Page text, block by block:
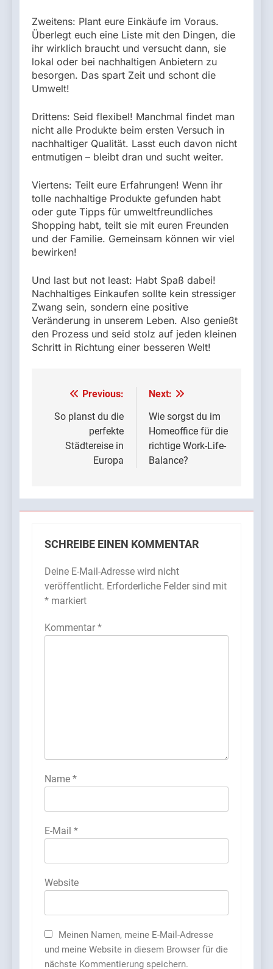
Zweitens: Plant eure Einkäufe im Voraus.
Überlegt euch eine Liste mit den Dingen, die
ihr wirklich braucht und versucht dann, sie
lokal oder bei nachhaltigen Anbietern zu
besorgen. Das spart Zeit und schont die
Umwelt!
Drittens: Seid flexibel! Manchmal findet man
nicht alle Produkte beim ersten Versuch in
nachhaltiger Qualität. Lasst euch davon nicht
entmutigen – bleibt dran und sucht weiter.
Viertens: Teilt eure Erfahrungen! Wenn ihr
tolle nachhaltige Produkte gefunden habt
oder gute Tipps für umweltfreundliches
Shopping habt, teilt sie mit euren Freunden
und der Familie. Gemeinsam können wir viel
bewirken!
Und last but not least: Habt Spaß dabei!
Nachhaltiges Einkaufen sollte kein stressiger
Zwang sein, sondern eine positive
Veränderung in unserem Leben. Also genießt
den Prozess und seid stolz auf jeden kleinen
Schritt in Richtung einer besseren Welt!
Beitrags-
Navigation
Previous:
So planst du die
perfekte
Städtereise in
Europa
Next:
Wie sorgst du im
Homeoffice für die
richtige Work-Life-
Balance?
SCHREIBE EINEN KOMMENTAR
Deine E-Mail-Adresse wird nicht
veröffentlicht. Erforderliche Felder sind mit
* markiert
Kommentar *
Name *
E-Mail *
Website
Meinen Namen, meine E-Mail-Adresse
und meine Website in diesem Browser für die
nächste Kommentierung speichern.
5
So gelingt der Mathe-Start in
der Grundschule: Tipps für
Eltern von Erstklässlern
FAMILIE